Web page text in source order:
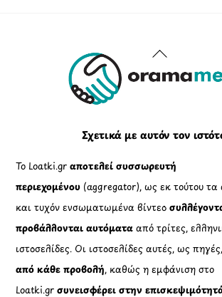
Back
To
Σχετικά με αυτόν τον
Το Loatki.grαποτελεί συσσωρευτή
περιεχομένου (aggregator), ως εκ τούτου τα
και τυχόν ενσωματωμένα βίντεο
προβάλλονται αυτόματααπό τρίτες,
ιστοσελίδες. Οι ιστοσελίδες αυτές, ως
από κάθε προβολή, καθώς η εμφάνιση στο
Loatki.gr συνεισφέρει στην